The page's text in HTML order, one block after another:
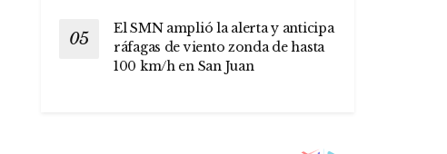
El SMN amplió la alerta y anticipa
ráfagas de viento zonda de hasta
100 km/h en San Juan